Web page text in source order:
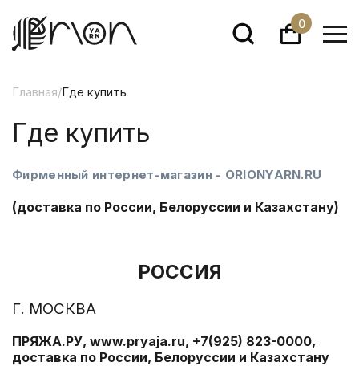
0
Главная/Где купить
Где купить
Фирменный интернет-магазин - ORIONYARN.RU
(доставка по России, Белоруссии и Казахстану)
РОССИЯ
Г. МОСКВА
ПРЯЖА.РУ, www.pryaja.ru, +7(925) 823-0000,
доставка по России, Белоруссии и Казахстану